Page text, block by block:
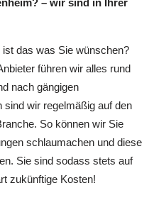
– wir sind in Ihrer
das was Sie wünschen?
führen wir alles rund
nach gängigen
wir regelmäßig auf den
So können wir Sie
schlaumachen und diese
Sie sind sodass stets auf
zukünftige Kosten!